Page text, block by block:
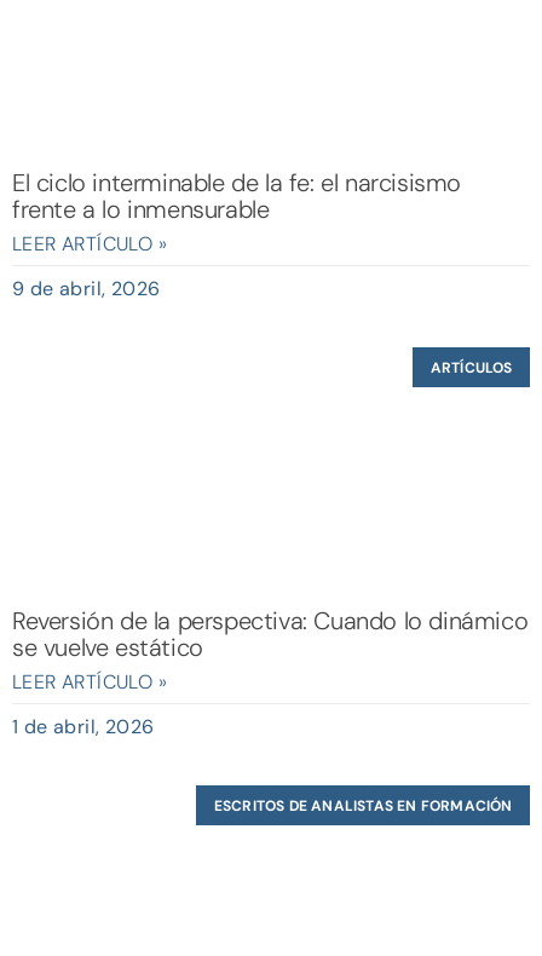
El ciclo interminable de la fe: el narcisismo
frente a lo inmensurable
LEER ARTÍCULO »
9 de abril, 2026
ARTÍCULOS
Reversión de la perspectiva: Cuando lo dinámico
se vuelve estático
LEER ARTÍCULO »
1 de abril, 2026
ESCRITOS DE ANALISTAS EN FORMACIÓN